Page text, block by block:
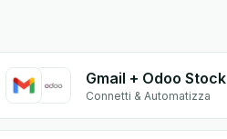
Gmail + Odoo Stock
Connetti & Automatizza